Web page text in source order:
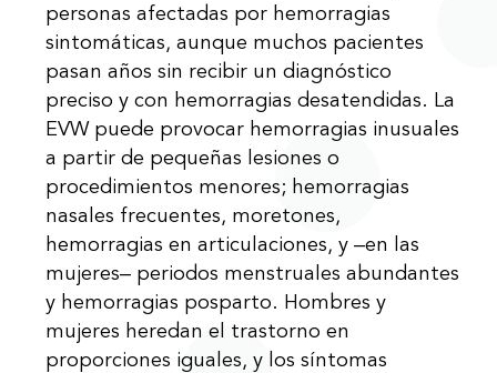
personas afectadas por hemorragias
sintomáticas, aunque muchos pacientes
pasan años sin recibir un diagnóstico
preciso y con hemorragias desatendidas. La
EVW puede provocar hemorragias inusuales
a partir de pequeñas lesiones o
procedimientos menores; hemorragias
nasales frecuentes, moretones,
hemorragias en articulaciones, y ‒en las
mujeres‒ periodos menstruales abundantes
y hemorragias posparto. Hombres y
mujeres heredan el trastorno en
proporciones iguales, y los síntomas